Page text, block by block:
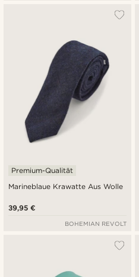
Marineblaue Krawatte Aus Wolle
Premium-Qualität
39,95 €
BOHEMIAN REVOLT